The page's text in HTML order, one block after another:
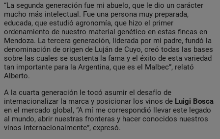
“La segunda generación fue mi abuelo, que le dio un carácter
mucho más intelectual. Fue una persona muy preparada,
educada, que estudió agronomía, que hizo el primer
ordenamiento de nuestro material genético en estas fincas en
Mendoza. La tercera generación, liderada por mi padre, fundó la
denominación de origen de Luján de Cuyo, creó todas las bases
sobre las cuales se sustenta la fama y el éxito de esta variedad
tan importante para la Argentina, que es el Malbec”, relató
Alberto.
A la cuarta generación le tocó asumir el desafío de
internacionalizar la marca y posicionar los vinos de Luigi Bosca
en el mercado global, “A mí me correspondió llevar este legado
al mundo, abrir nuestras fronteras y hacer conocidos nuestros
vinos internacionalmente”, expresó.